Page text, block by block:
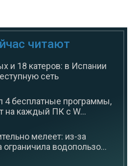
читают
и 18 катеров: в Испании
сеть
4 бесплатные программы,
на каждый ПК с W...
мелеет: из-за
ограничила водопользо...